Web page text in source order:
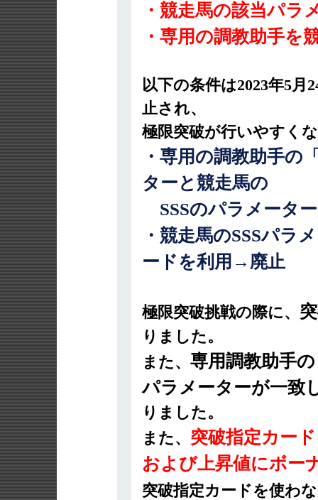
・競走馬の該当パラ
・専用の調教助手を
以下の条件は2023年5月
止され、
極限突破が行いやすく
・専用の調教助手の
ターと競走馬の
SSSのパラメータ
・競走馬のSSSパラ
ードを利用→廃止
極限突破挑戦の際に、
りました。
また、 専用調教助手
パラメーターが一致
りました。
また、 突破指定カー
および上昇値にボー
突破指定カードを使わ